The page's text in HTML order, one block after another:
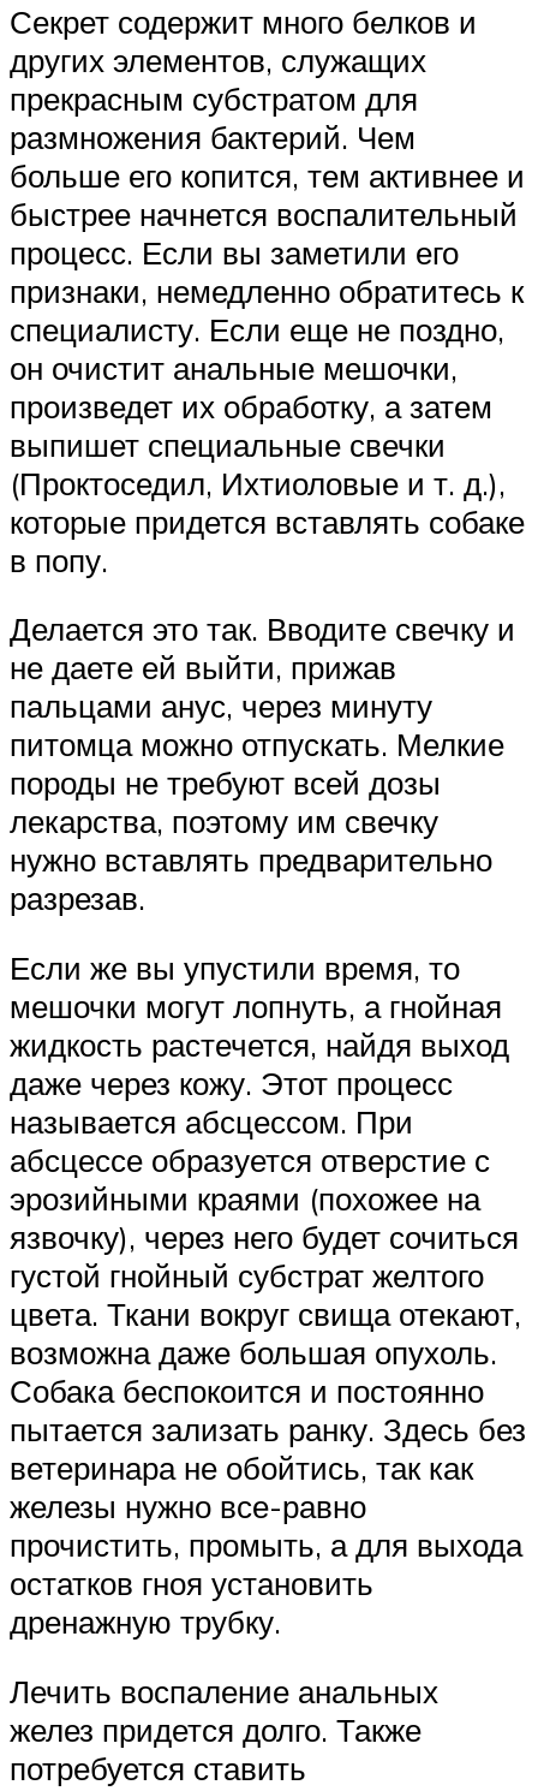
Секрет содержит много белков и
других элементов, служащих
прекрасным субстратом для
размножения бактерий. Чем
больше его копится, тем активнее и
быстрее начнется воспалительный
процесс. Если вы заметили его
признаки, немедленно обратитесь к
специалисту. Если еще не поздно,
он очистит анальные мешочки,
произведет их обработку, а затем
выпишет специальные свечки
(Проктоседил, Ихтиоловые и т. д.),
которые придется вставлять собаке
в попу.
Делается это так. Вводите свечку и
не даете ей выйти, прижав
пальцами анус, через минуту
питомца можно отпускать. Мелкие
породы не требуют всей дозы
лекарства, поэтому им свечку
нужно вставлять предварительно
разрезав.
Если же вы упустили время, то
мешочки могут лопнуть, а гнойная
жидкость растечется, найдя выход
даже через кожу. Этот процесс
называется абсцессом. При
абсцессе образуется отверстие с
эрозийными краями (похожее на
язвочку), через него будет сочиться
густой гнойный субстрат желтого
цвета. Ткани вокруг свища отекают,
возможна даже большая опухоль.
Собака беспокоится и постоянно
пытается зализать ранку. Здесь без
ветеринара не обойтись, так как
железы нужно все-равно
прочистить, промыть, а для выхода
остатков гноя установить
дренажную трубку.
Лечить воспаление анальных
желез придется долго. Также
потребуется ставить